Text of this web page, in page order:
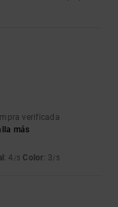
verificada
más
: 4 /5 Color: 3/5